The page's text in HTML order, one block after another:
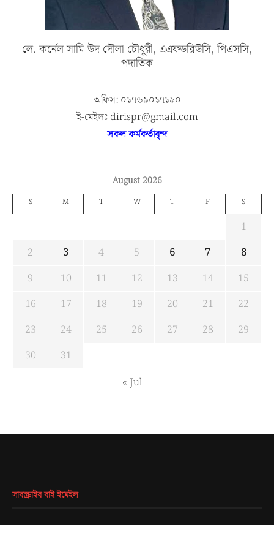
লে. কর্নেল সামি উদ দৌলা চৌধুরী, এএফডব্লিউসি, পিএসসি,
পদাতিক
অফিস: ০১৭৬৯০১৭১৯০
ই-মেইলঃ dirispr@gmail.com
সকল কর্মকর্তাবৃন্দ
August 2026
S M T W T F S
1
2
3 4 5 6 7
8
9
10 11 12 13 14
15
16
17 18 19 20 21
22
23
24 25 26 27 28
29
30
31
« Jul
সাবস্ক্রাইব বাই ইমেইল